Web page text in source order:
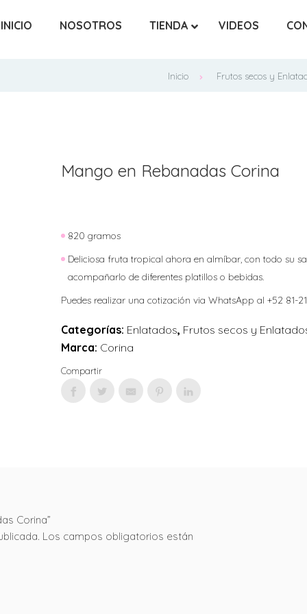
INICIO NOSOTROS TIENDA VIDEOS
Inicio Frutos secos y
Mango en Rebanadas Corina
820 gramos
Deliciosa fruta tropical ahora en almíbar, con todo su
acompañarlo de diferentes platillos o bebidas.
Puedes realizar una cotización via WhatsApp al +52 81-
Categorías: Enlatados, Frutos secos y
Marca: Corina
Compartir
Corina”
Los campos obligatorios están